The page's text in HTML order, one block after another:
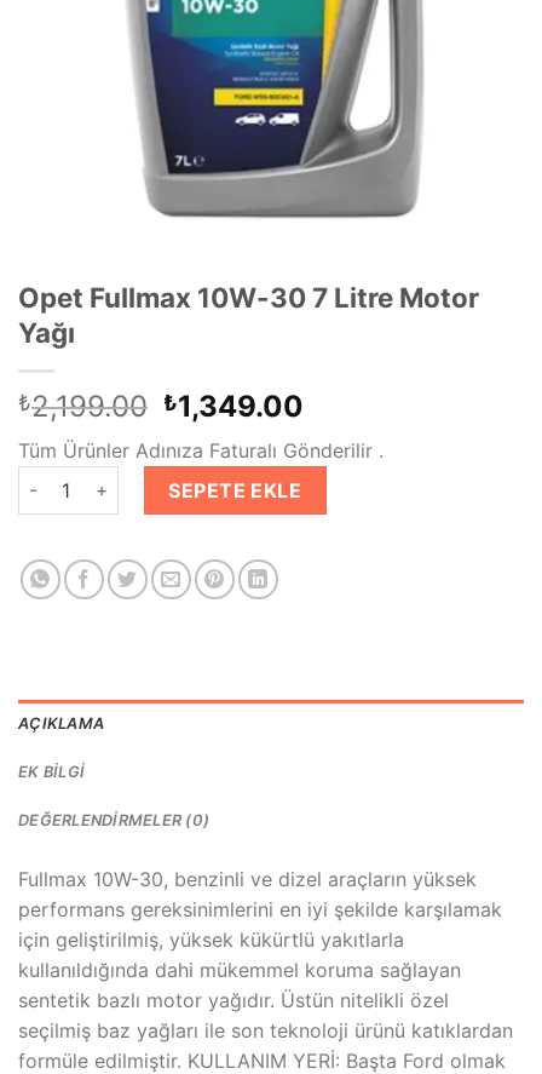
Opet Fullmax 10W-30 7 Litre Motor
Yağı
₺2,199.00 Orijinal
fiyat:
₺2,199.00.
₺1,349.00
andaki
fiyat:
Tüm Ürünler Adınıza Faturalı Gönderilir .
Opet Fullmax 10W-30 7 Litre Motor Yağı adet
SEPETE EKLE
AÇIKLAMA
EK BILGI
DEĞERLENDIRMELER (0)
Fullmax 10W-30, benzinli ve dizel araçların yüksek
performans gereksinimlerini en iyi şekilde karşılamak
için geliştirilmiş, yüksek kükürtlü yakıtlarla
kullanıldığında dahi mükemmel koruma sağlayan
sentetik bazlı motor yağıdır. Üstün nitelikli özel
seçilmiş baz yağları ile son teknoloji ürünü katıklardan
formüle edilmiştir. KULLANIM YERİ: Başta Ford olmak